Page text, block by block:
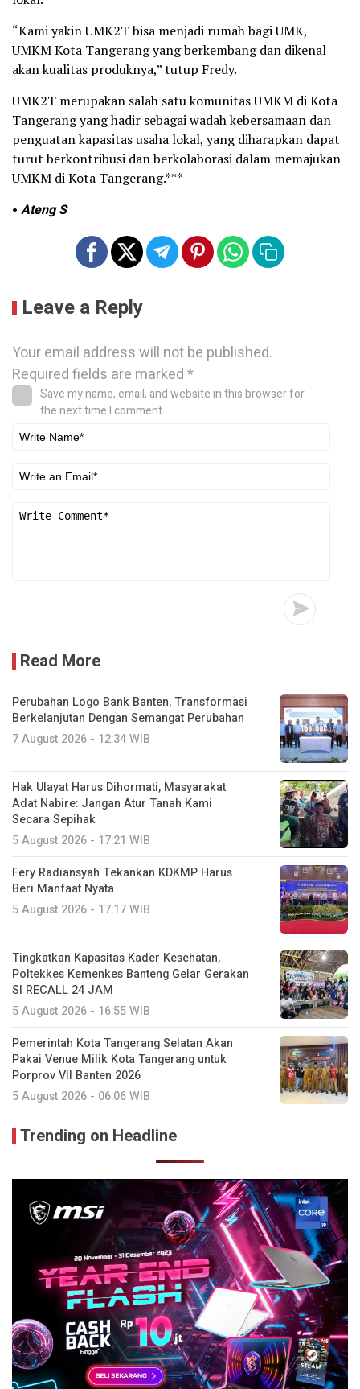
“Kami yakin UMK2T bisa menjadi rumah bagi UMK,
UMKM Kota Tangerang yang berkembang dan dikenal
akan kualitas produknya,” tutup Fredy.
UMK2T merupakan salah satu komunitas UMKM di Kota
Tangerang yang hadir sebagai wadah kebersamaan dan
penguatan kapasitas usaha lokal, yang diharapkan dapat
turut berkontribusi dan berkolaborasi dalam memajukan
UMKM di Kota Tangerang.***
• Ateng S
Leave a Reply
Your email address will not be published.
Required fields are marked*
Save my name, email, and website in this browser for
the next time I comment.
Read More
Perubahan Logo Bank Banten, Transformasi
Berkelanjutan Dengan Semangat Perubahan
7 August 2026 - 12:34 WIB
Hak Ulayat Harus Dihormati, Masyarakat
Adat Nabire: Jangan Atur Tanah Kami
Secara Sepihak
5 August 2026 - 17:21 WIB
Fery Radiansyah Tekankan KDKMP Harus
Beri Manfaat Nyata
5 August 2026 - 17:17 WIB
Tingkatkan Kapasitas Kader Kesehatan,
Poltekkes Kemenkes Banteng Gelar Gerakan
SI RECALL 24 JAM
5 August 2026 - 16:55 WIB
Pemerintah Kota Tangerang Selatan Akan
Pakai Venue Milik Kota Tangerang untuk
Porprov VII Banten 2026
5 August 2026 - 06:06 WIB
Trending on Headline